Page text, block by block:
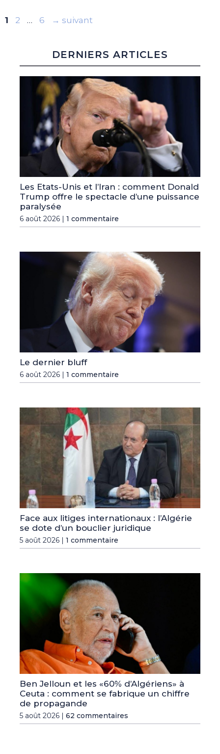
Page
1 Page
2 … Page
6 → suivant
DERNIERS ARTICLES
Les Etats-Unis et l’Iran : comment Donald
Trump offre le spectacle d’une puissance
paralysée
6 août 2026 | 1 commentaire
Le dernier bluff
6 août 2026 | 1 commentaire
Face aux litiges internationaux : l’Algérie
se dote d’un bouclier juridique
5 août 2026 | 1 commentaire
Ben Jelloun et les «60% d’Algériens» à
Ceuta : comment se fabrique un chiffre
de propagande
5 août 2026 | 62 commentaires